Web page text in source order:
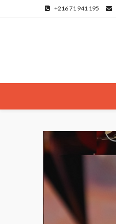
+216 71 941 195